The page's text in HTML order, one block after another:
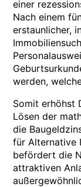
einer
Nach einem
erstaunlicher,
werden,
Somit erhöhst
Lösen der
die
für Alternative
befördert die
attraktiven